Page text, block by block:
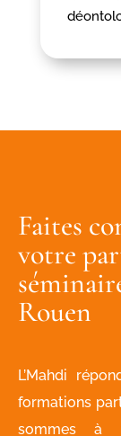
Faites
votre
Rouen
L’Mahdi
formations
sommes à